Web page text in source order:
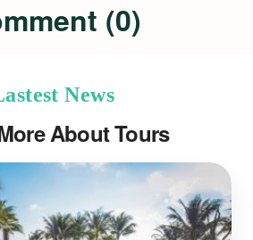
(0)
News
About Tours